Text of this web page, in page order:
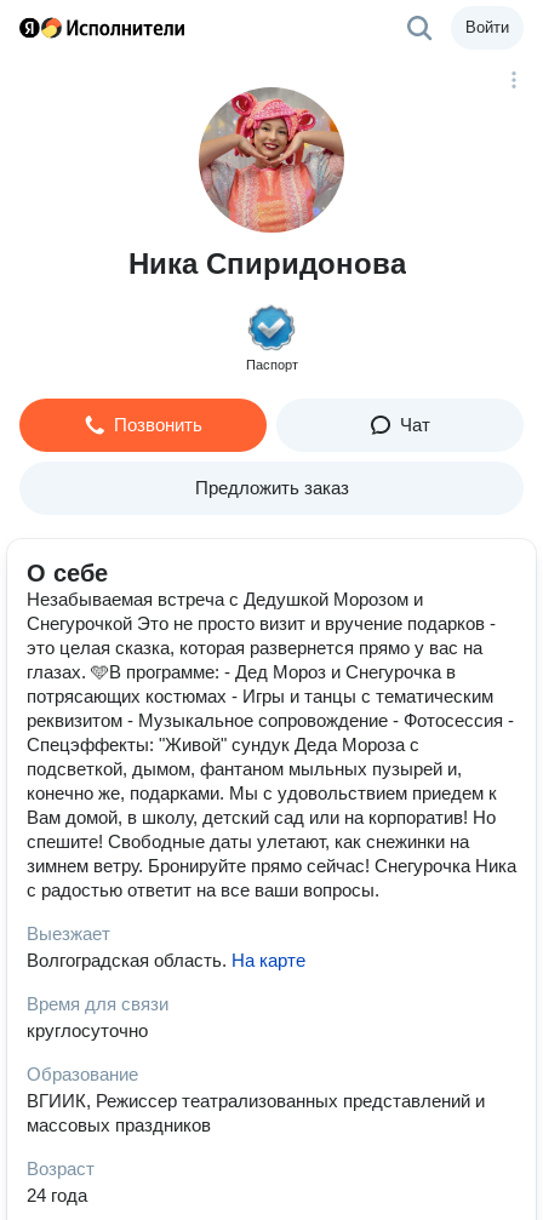
Войти
Ника Спиридонова
Паспорт
Позвонить Чат
Предложить заказ
О себе
Незабываемая встреча с Дедушкой Морозом и
Снегурочкой Это не просто визит и вручение подарков -
это целая сказка, которая развернется прямо у вас на
глазах. 🩵В программе: - Дед Мороз и Снегурочка в
потрясающих костюмах - Игры и танцы с тематическим
реквизитом - Музыкальное сопровождение - Фотосессия -
Спецэффекты: "Живой" сундук Деда Мороза с
подсветкой, дымом, фантаном мыльных пузырей и,
конечно же, подарками. Мы с удовольствием приедем к
Вам домой, в школу, детский сад или на корпоратив! Но
спешите! Свободные даты улетают, как снежинки на
зимнем ветру. Бронируйте прямо сейчас! Снегурочка Ника
с радостью ответит на все ваши вопросы.
Выезжает
Волгоградская область. На карте
Время для связи
круглосуточно
Образование
ВГИИК, Режиссер театрализованных представлений и
массовых праздников
Возраст
24 года